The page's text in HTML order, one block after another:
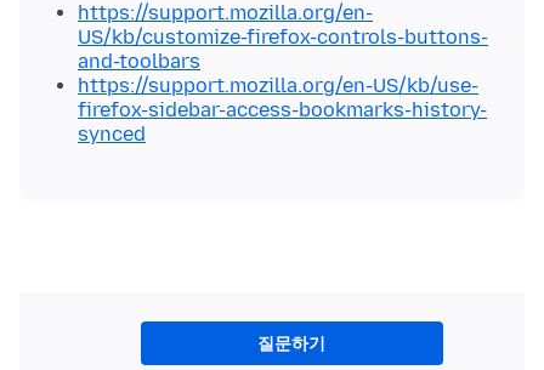
https://support.mozilla.org/en-
US/kb/customize-firefox-controls-buttons-
and-toolbars
https://support.mozilla.org/en-US/kb/use-
firefox-sidebar-access-bookmarks-history-
synced
질문하기